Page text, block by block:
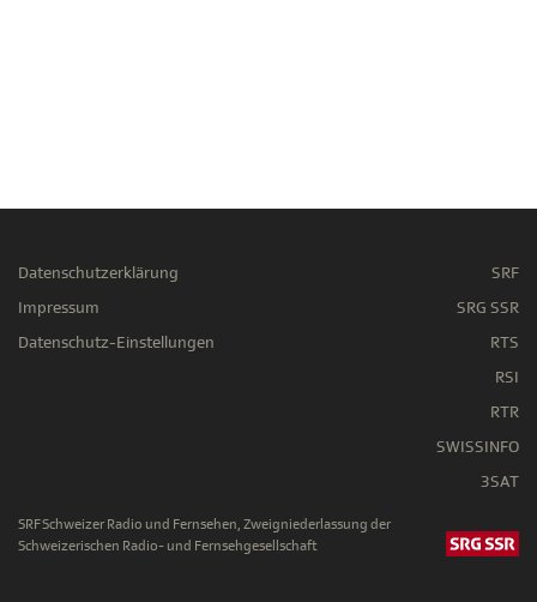
Datenschutzerklärung
Impressum
Datenschutz-Einstellungen
SRF
SRG SSR
RTS
RSI
RTR
SWISSINFO
3SAT
SRF Schweizer Radio und Fernsehen, Zweigniederlassung der
Schweizerischen Radio- und Fernsehgesellschaft